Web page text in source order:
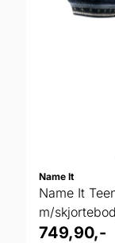
Name It
Name It
m/
749,90,-